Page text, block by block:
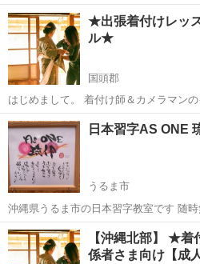
トしています 数に限りがあります 習字を始めてみたい 趣味を持ちた
い 字をきれいにしたい カレンダー作りをしたい
やってみたいにかわ...
沖縄 うるま市 書道
★出張着付けレッ
ル★
国頭郡
はじめまして。 着付け師＆カメラマン
沖縄県本部町内・今帰仁村・名護市（
ンと沖縄着物衣装レンタル★ を行っております ↓↓ HP
ざ...
沖縄 国頭郡 着付け レッスン
日本習字AS ONE
うるま市
沖縄県うるま市の日本習字教室です 随時無
日・木曜日15時〜19時までに入室 月曜
室 土曜日9時〜12時 水曜日 土曜日午後
科書に合わせ...
沖縄 うるま市 書道 日本習
【沖縄北部】 ★
係者さま向け【成